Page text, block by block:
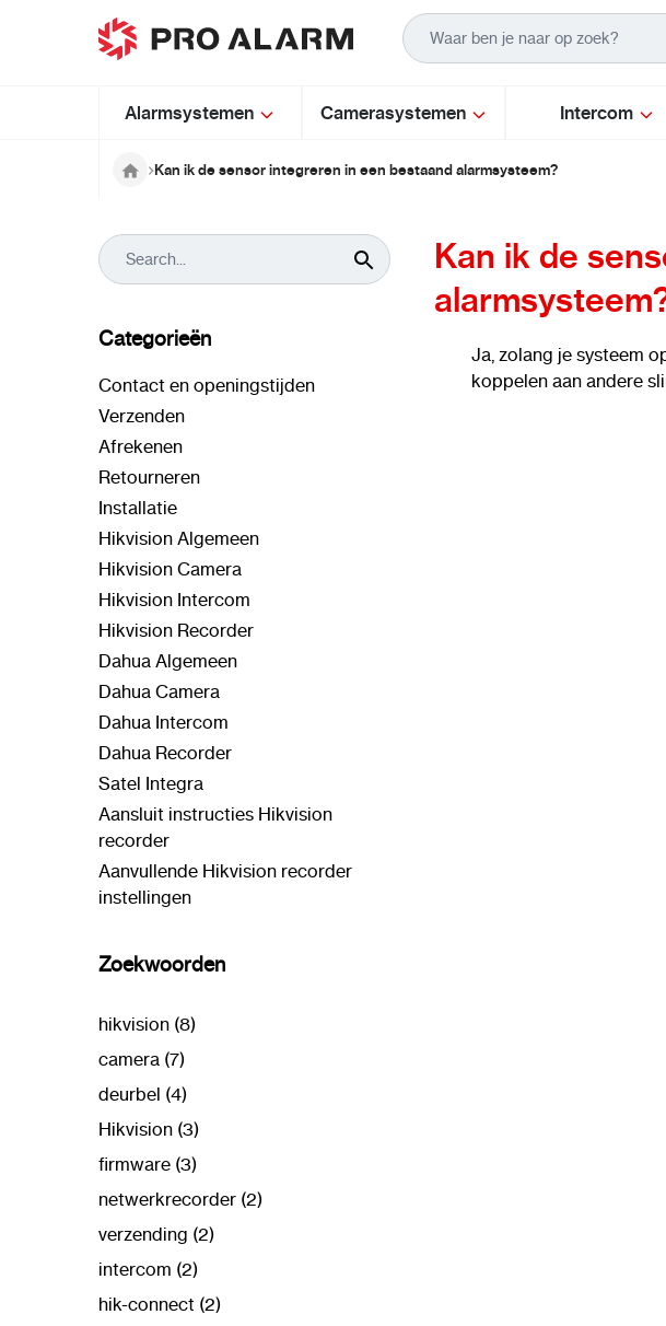
Ga naar de inhoud
Alarmsystemen Camerasystemen Intercom
Kan ik de sensor integreren in een bestaand alarmsysteem?
Kan ik de
Ja, zolang je systeem
koppelen aan andere
Categorieën
Contact en openingstijden
Verzenden
Afrekenen
Retourneren
Installatie
Hikvision Algemeen
Hikvision Camera
Hikvision Intercom
Hikvision Recorder
Dahua Algemeen
Dahua Camera
Dahua Intercom
Dahua Recorder
Satel Integra
Aansluit instructies Hikvision
recorder
Aanvullende Hikvision recorder
instellingen
Zoekwoorden
hikvision (8)
camera (7)
deurbel (4)
Hikvision (3)
firmware (3)
netwerkrecorder (2)
verzending (2)
intercom (2)
hik-connect (2)